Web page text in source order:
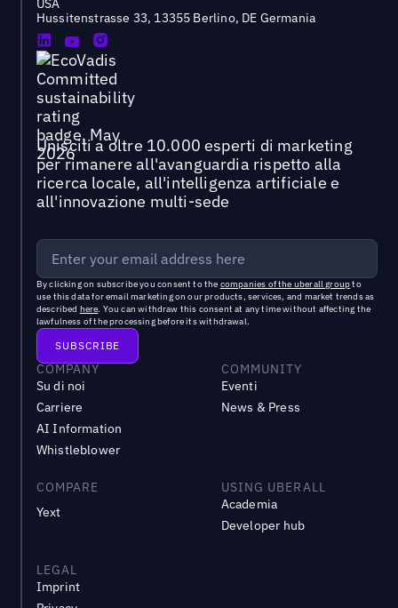
USA
Hussitenstrasse 33, 13355 Berlino, DE Germania
Unisciti a oltre 10.000 esperti di marketing
per rimanere all'avanguardia rispetto alla
ricerca locale, all'intelligenza artificiale e
all'innovazione multi-sede
By clicking on subscribe you consent to the companies of the uberall groupto
use this data for email marketing on our products, services, and market trends as
described here. You can withdraw this consent at any time without affecting the
lawfulness of the processing before its withdrawal.
COMPANY
Su di noi
Carriere
AI Information
Whistleblower
COMMUNITY
Eventi
News & Press
COMPARE
Yext
USING UBERALL
Academia
Developer hub
LEGAL
Imprint